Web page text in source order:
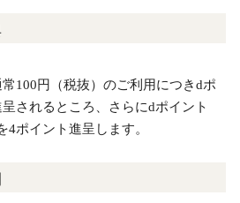
100円（税抜）のご利用につきdポ
されるところ、さらにdポイント
4ポイント進呈します。